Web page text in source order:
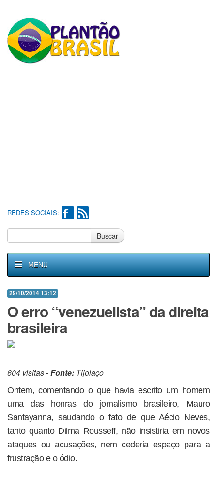
REDES SOCIAIS:
Buscar
MENU
29/10/2014 13:12
O erro “venezuelista” da direita
brasileira
604 visitas -Fonte: Tijolaço
Ontem, comentando o que havia escrito um homem
uma das honras do jornalismo brasileiro, Mauro
Santayanna, saudando o fato de que Aécio Neves,
tanto quanto Dilma Rousseff, não insistiria em novos
ataques ou acusações, nem cederia espaço para a
frustração e o ódio.